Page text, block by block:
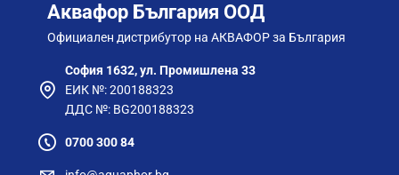
Аквафор България ООД
Официален дистрибутор на АКВАФОР за България
София 1632, ул. Промишлена 33
ЕИК №: 200188323
ДДС №: BG200188323
0700 300 84